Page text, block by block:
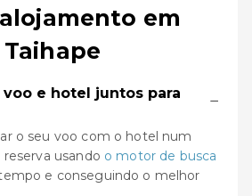
em
Taihape
voo e hotel juntos para
−
o seu voo com o hotel num
usando o motor de busca
e conseguindo o melhor